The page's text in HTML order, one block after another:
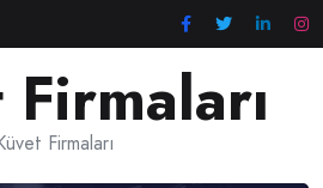
Firmaları